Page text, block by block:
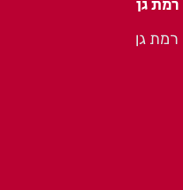
רמת גן
רמת גן